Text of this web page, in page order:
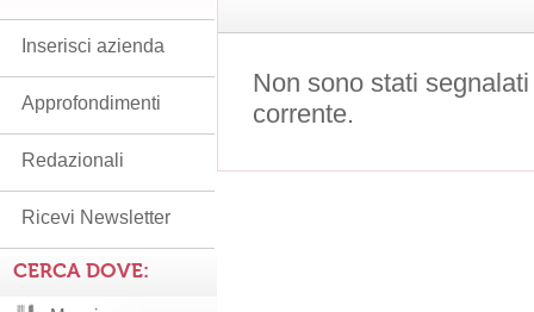
Non sono stati
corrente.
Inserisci azienda
Approfondimenti
Redazionali
Ricevi Newsletter
CERCA DOVE: